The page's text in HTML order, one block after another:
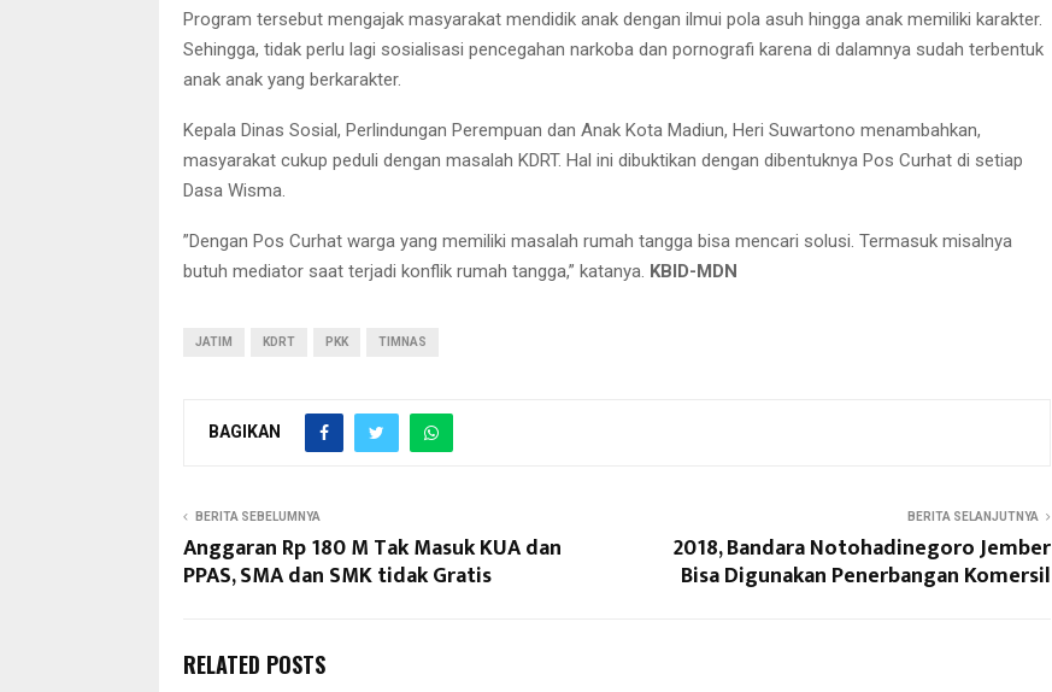
Program tersebut mengajak masyarakat mendidik anak dengan ilmui pola asuh hingga anak memiliki karakter.
Sehingga, tidak perlu lagi sosialisasi pencegahan narkoba dan pornografi karena di dalamnya sudah terbentuk
anak anak yang berkarakter.
Kepala Dinas Sosial, Perlindungan Perempuan dan Anak Kota Madiun, Heri Suwartono menambahkan,
masyarakat cukup peduli dengan masalah KDRT. Hal ini dibuktikan dengan dibentuknya Pos Curhat di setiap
Dasa Wisma.
”Dengan Pos Curhat warga yang memiliki masalah rumah tangga bisa mencari solusi. Termasuk misalnya
butuh mediator saat terjadi konflik rumah tangga,” katanya. KBID-MDN
JATIM KDRT PKK TIMNAS
BAGIKAN
BERITA SEBELUMNYA
Anggaran Rp 180 M Tak Masuk KUA dan
PPAS, SMA dan SMK tidak Gratis
BERITA SELANJUTNYA
2018, Bandara Notohadinegoro Jember
Bisa Digunakan Penerbangan Komersil
RELATED POSTS